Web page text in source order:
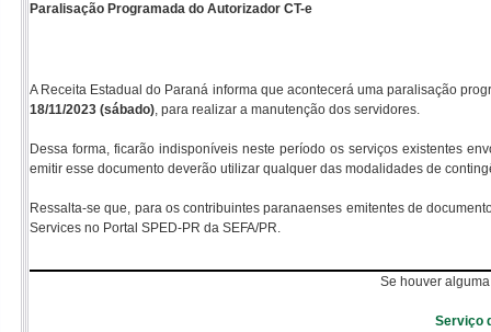
Paralisação Programada do Autorizador CT-e
A Receita Estadual do Paraná informa que acontecerá uma paralisação
18/11/2023 (sábado), para realizar a manutenção dos servidores.
Dessa forma, ficarão indisponíveis neste período os serviços existentes
emitir esse documento deverão utilizar qualquer das modalidades de
Ressalta-se que, para os contribuintes paranaenses emitentes de
Services no Portal SPED-PR da SEFA/PR.
Se houver
Serviço